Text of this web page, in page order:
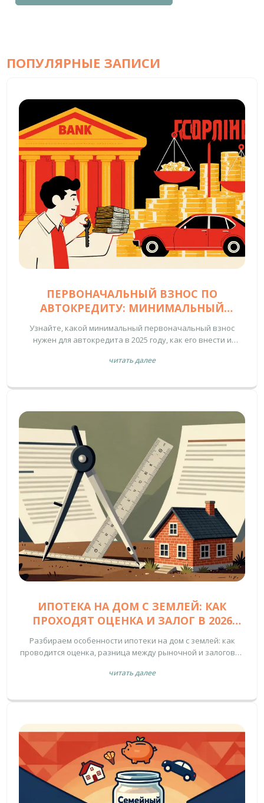
ПОПУЛЯРНЫЕ ЗАПИСИ
ПЕРВОНАЧАЛЬНЫЙ ВЗНОС ПО
АВТОКРЕДИТУ: МИНИМАЛЬНЫЙ
РАЗМЕР И СПОСОБЫ ВНЕСТИ В 2025
ГОДУ
Узнайте, какой минимальный первоначальный взнос
нужен для автокредита в 2025 году, как его внести и
и избегайте дорогостоящих ошибок.
читать далее
ИПОТЕКА НА ДОМ С ЗЕМЛЕЙ: КАК
ПРОХОДЯТ ОЦЕНКА И ЗАЛОГ В 2026
Разбираем особенности ипотеки на дом с землей: как
проводится оценка, разница между рыночной и залоговой
ошибки заемщиков в 2026 году.
читать далее